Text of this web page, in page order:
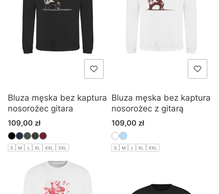
Bluza męska bez kaptura
nosorożec gitara
Cena
109,00 zł
S M L XL XXL 3XL
Bluza męska bez kaptura
nosorożec z gitarą
Cena
109,00 zł
S M L XL XXL